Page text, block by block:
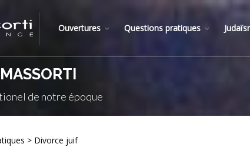
Ouvertures Questions pratiques
de notre époque
> Divorce juif